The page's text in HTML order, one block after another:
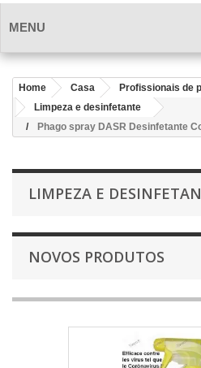
MENU
Home Casa Profissionais de
Limpeza e desinfetante
Phago spray DASR Desinfetante
LIMPEZA E
NOVOS PRODUTOS